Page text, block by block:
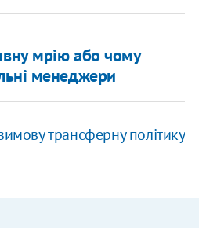
мрію або чому
менеджери
трансферну політику